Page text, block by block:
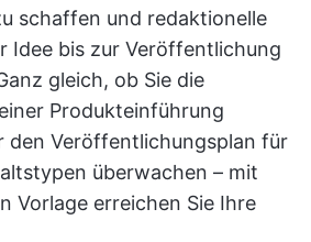
schaffen und redaktionelle
Idee bis zur Veröffentlichung
gleich, ob Sie die
Produkteinführung
den Veröffentlichungsplan für
überwachen – mit
Vorlage erreichen Sie Ihre